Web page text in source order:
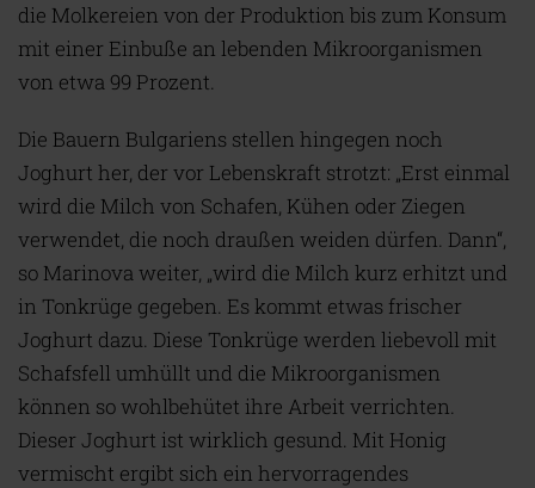
die Molkereien von der Produktion bis zum Konsum
mit einer Einbuße an lebenden Mikroorganismen
von etwa 99 Prozent.
Die Bauern Bulgariens stellen hingegen noch
Joghurt her, der vor Lebenskraft strotzt: „Erst einmal
wird die Milch von Schafen, Kühen oder Ziegen
verwendet, die noch draußen weiden dürfen. Dann“,
so Marinova weiter, „wird die Milch kurz erhitzt und
in Tonkrüge gegeben. Es kommt etwas frischer
Joghurt dazu. Diese Tonkrüge werden liebevoll mit
Schafsfell umhüllt und die Mikroorganismen
können so wohlbehütet ihre Arbeit verrichten.
Dieser Joghurt ist wirklich gesund. Mit Honig
vermischt ergibt sich ein hervorragendes